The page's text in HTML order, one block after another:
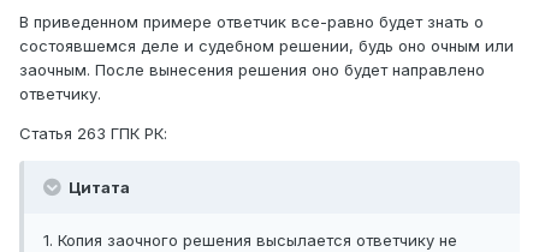
В приведенном примере ответчик все-равно будет знать о
состоявшемся деле и судебном решении, будь оно очным или
заочным. После вынесения решения оно будет направлено
ответчику.
Статья 263 ГПК РК:
Цитата
1. Копия заочного решения высылается ответчику не